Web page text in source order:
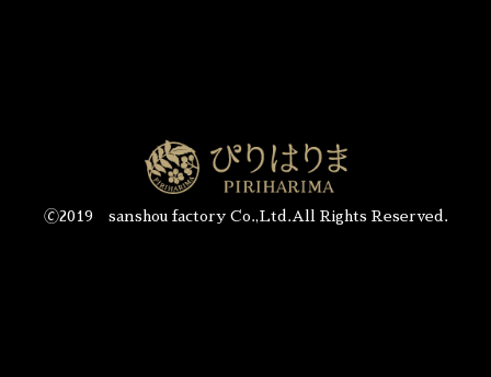
🄫2019 sanshou factory Co.,Ltd.All Rights Reserved.